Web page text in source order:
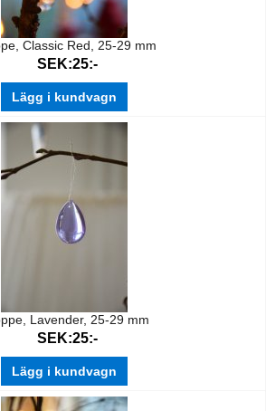
Classic Red, 25-29 mm
SEK:25:-
Lägg i kundvagn
Lavender, 25-29 mm
SEK:25:-
Lägg i kundvagn